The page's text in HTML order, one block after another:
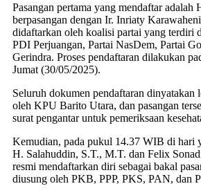
Pasangan pertama yang mendaftar adalah
berpasangan dengan Ir. Inriaty
didaftarkan oleh koalisi partai yang terdiri
PDI Perjuangan, Partai NasDem, Partai
Gerindra. Proses pendaftaran dilakukan
Jumat (30/05/2025).
Seluruh dokumen pendaftaran dinyatakan
oleh KPU Barito Utara, dan pasangan
surat pengantar untuk pemeriksaan
Kemudian, pada pukul 14.37 WIB di hari
H. Salahuddin, S.T., M.T. dan Felix
resmi mendaftarkan diri sebagai bakal
diusung oleh PKB, PPP, PKS, PAN, dan